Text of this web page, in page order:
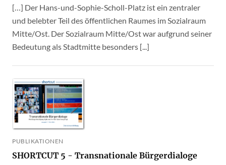
[…] Der Hans-und-Sophie-Scholl-Platz ist ein zentraler
und belebter Teil des öffentlichen Raumes im Sozialraum
Mitte/Ost. Der Sozialraum Mitte/Ost war aufgrund seiner
Bedeutung als Stadtmitte besonders [...]
PUBLIKATIONEN
SHORTCUT 5 - Transnationale Bürgerdialoge